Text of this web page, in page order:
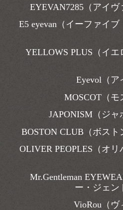
EYEVAN7285（アイヴ
E5 eyevan（イーファイブ
YELLOWS PLUS（イエ
Eyevol（ア
MOSCOT（モ
JAPONISM（ジャ
BOSTON CLUB（ボスト
OLIVER PEOPLES（オ
Mr.Gentleman
ー・ジェン
VioRou（ヴ